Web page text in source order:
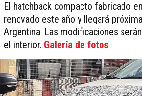
El hatchback compacto fabricado
renovado este año y llegará
Argentina. Las modificaciones
el interior. Galería de fotos